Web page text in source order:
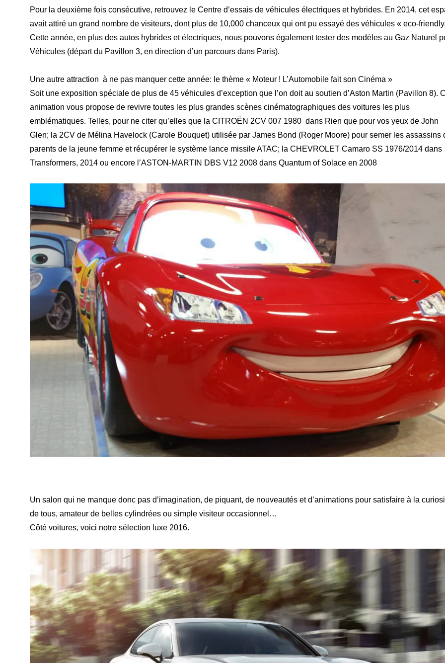
Pour la deuxième fois consécutive, retrouvez le Centre d’essais de véhicules électriques et hybrides. En 2014, cet
avait attiré un grand nombre de visiteurs, dont plus de 10,000 chanceux qui ont pu essayé des véhicules « eco-
Cette année, en plus des autos hybrides et électriques, nous pouvons également tester des modèles au Gaz Naturel
Véhicules (départ du Pavillon 3, en direction d’un parcours dans Paris).
Une autre attraction à ne pas manquer cette année: le thème « Moteur ! L’Automobile fait son Cinéma »
Soit une exposition spéciale de plus de 45 véhicules d’exception que l’on doit au soutien d’Aston Martin (Pavillon 8).
animation vous propose de revivre toutes les plus grandes scènes cinématographiques des voitures les plus
emblématiques. Telles, pour ne citer qu’elles que la CITROËN 2CV 007 1980 dans Rien que pour vos yeux de John
Glen; la 2CV de Mélina Havelock (Carole Bouquet) utilisée par James Bond (Roger Moore) pour semer les assassins
parents de la jeune femme et récupérer le système lance missile ATAC; la CHEVROLET Camaro SS 1976/2014 dans
Transformers, 2014 ou encore l’ASTON-MARTIN DBS V12 2008 dans Quantum of Solace en 2008
Un salon qui ne manque donc pas d’imagination, de piquant, de nouveautés et d’animations pour satisfaire à la
de tous, amateur de belles cylindrées ou simple visiteur occasionnel…
Côté voitures, voici notre sélection luxe 2016.